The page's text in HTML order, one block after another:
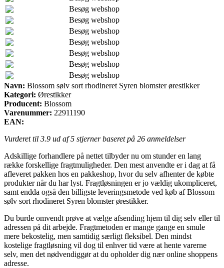
Besøg webshop
Besøg webshop
Besøg webshop
Besøg webshop
Besøg webshop
Besøg webshop
Besøg webshop
Navn: Blossom sølv sort rhodineret Syren blomster ørestikker
Kategori: Ørestikker
Producent: Blossom
Varenummer: 22911190
EAN:
Vurderet til 3.9 ud af 5 stjerner baseret på 26 anmeldelser
Adskillige forhandlere på nettet tilbyder nu om stunder en lang
række forskellige fragtmuligheder. Den mest anvendte er i dag at få
afleveret pakken hos en pakkeshop, hvor du selv afhenter de købte
produkter når du har lyst. Fragtløsningen er jo vældig ukompliceret,
samt endda også den billigste leveringsmetode ved køb af Blossom
sølv sort rhodineret Syren blomster ørestikker.
Du burde omvendt prøve at vælge afsending hjem til dig selv eller til
adressen på dit arbejde. Fragtmetoden er mange gange en smule
mere bekostelig, men samtidig særligt fleksibel. Den mindst
kostelige fragtløsning vil dog til enhver tid være at hente varerne
selv, men det nødvendiggør at du opholder dig nær online shoppens
adresse.